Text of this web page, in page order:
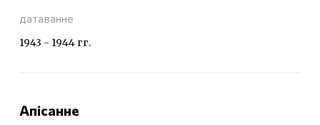
датаванне
1943 - 1944 гг.
Апісанне